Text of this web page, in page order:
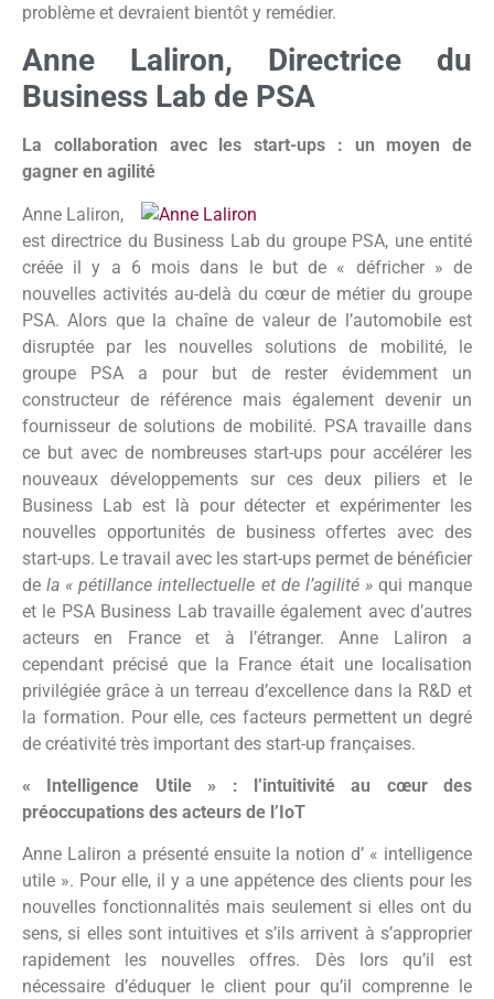
problème et devraient bientôt y remédier.
Anne Laliron, Directrice du
Business Lab de PSA
La collaboration avec les start-ups : un moyen de
gagner en agilité
Anne Laliron,
est directrice du Business Lab du groupe PSA, une entité
créée il y a 6 mois dans le but de « défricher » de
nouvelles activités au-delà du cœur de métier du groupe
PSA. Alors que la chaîne de valeur de l’automobile est
disruptée par les nouvelles solutions de mobilité, le
groupe PSA a pour but de rester évidemment un
constructeur de référence mais également devenir un
fournisseur de solutions de mobilité. PSA travaille dans
ce but avec de nombreuses start-ups pour accélérer les
nouveaux développements sur ces deux piliers et le
Business Lab est là pour détecter et expérimenter les
nouvelles opportunités de business offertes avec des
start-ups. Le travail avec les start-ups permet de bénéficier
dela « pétillance intellectuelle et de l’agilité »qui manque
et le PSA Business Lab travaille également avec d’autres
acteurs en France et à l’étranger. Anne Laliron a
cependant précisé que la France était une localisation
privilégiée grâce à un terreau d’excellence dans la R&D et
la formation. Pour elle, ces facteurs permettent un degré
de créativité très important des start-up françaises.
« Intelligence Utile » : l’intuitivité au cœur des
préoccupations des acteurs de l’IoT
Anne Laliron a présenté ensuite la notion d’ « intelligence
utile ». Pour elle, il y a une appétence des clients pour les
nouvelles fonctionnalités mais seulement si elles ont du
sens, si elles sont intuitives et s’ils arrivent à s’approprier
rapidement les nouvelles offres. Dès lors qu’il est
nécessaire d’éduquer le client pour qu’il comprenne le